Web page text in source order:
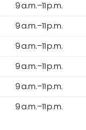
9 a.m.–11 p.m.
9 a.m.–11 p.m.
9 a.m.–11 p.m.
9 a.m.–11 p.m.
9 a.m.–11 p.m.
9 a.m.–11 p.m.